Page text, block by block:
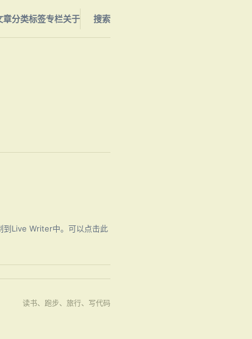
章分类标签专栏关于 搜索
到Live Writer中。可以点击此
读书、跑步、旅行、写代码